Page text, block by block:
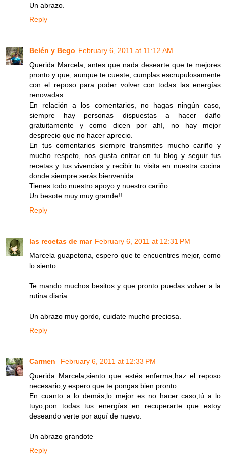
Un abrazo.
Reply
Belén y Bego February 6, 2011 at 11:12 AM
Querida Marcela, antes que nada desearte que te mejores
pronto y que, aunque te cueste, cumplas escrupulosamente
con el reposo para poder volver con todas las energías
renovadas.
En relación a los comentarios, no hagas ningún caso,
siempre hay personas dispuestas a hacer daño
gratuitamente y como dicen por ahí, no hay mejor
desprecio que no hacer aprecio.
En tus comentarios siempre transmites mucho cariño y
mucho respeto, nos gusta entrar en tu blog y seguir tus
recetas y tus vivencias y recibir tu visita en nuestra cocina
donde siempre serás bienvenida.
Tienes todo nuestro apoyo y nuestro cariño.
Un besote muy muy grande!!
Reply
las recetas de mar February 6, 2011 at 12:31 PM
Marcela guapetona, espero que te encuentres mejor, como
lo siento.
Te mando muchos besitos y que pronto puedas volver a la
rutina diaria.
Un abrazo muy gordo, cuidate mucho preciosa.
Reply
Carmen
February 6, 2011 at 12:33 PM
Querida Marcela,siento que estés enferma,haz el reposo
necesario,y espero que te pongas bien pronto.
En cuanto a lo demás,lo mejor es no hacer caso,tú a lo
tuyo,pon todas tus energías en recuperarte que estoy
deseando verte por aquí de nuevo.
Un abrazo grandote
Reply